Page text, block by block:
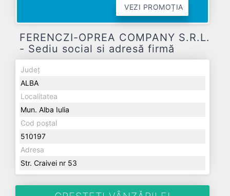
VEZI PROMOȚIA
FERENCZI-OPREA COMPANY S.R.L.
- Sediu social si adresă firmă
Județ
ALBA
Localitatea
Mun. Alba Iulia
Cod poștal
510197
Adresa
Str. Craivei nr 53